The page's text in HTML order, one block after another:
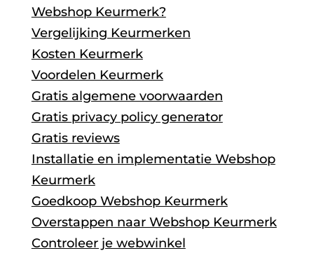
Webshop Keurmerk?
Vergelijking Keurmerken
Kosten Keurmerk
Voordelen Keurmerk
Gratis algemene voorwaarden
Gratis privacy policy generator
Gratis reviews
Installatie en implementatie Webshop
Keurmerk
Goedkoop Webshop Keurmerk
Overstappen naar Webshop Keurmerk
Controleer je webwinkel